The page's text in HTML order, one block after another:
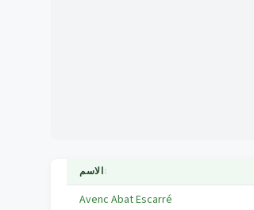
الاسم↕
Avenc Abat Escarré